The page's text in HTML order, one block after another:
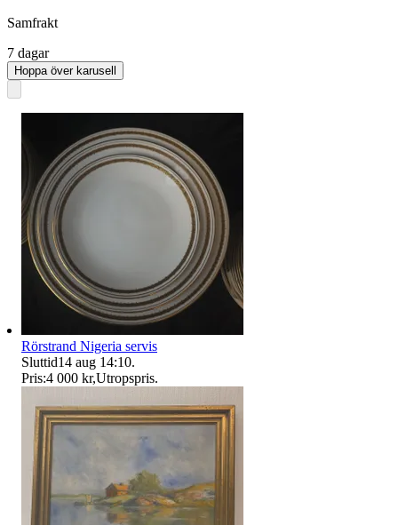
Samfrakt
7 dagar
Hoppa över karusell
Rörstrand Nigeria servis
Sluttid14 aug 14:10.
Pris:4 000 kr,Utropspris.